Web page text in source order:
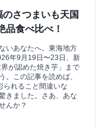
のさつまいも天国
品食べ比べ！
いあなたへ。東海地方
年9月19日〜23日、新
が認めた焼き芋」まで
。この記事を読めば、
られること間違いな
きました。さあ、あな
んか？